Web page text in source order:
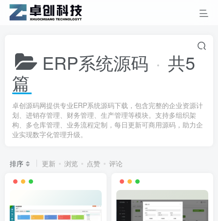
ERP系统源码
共5
篇
卓创源码网提供专业ERP系统源码下载，包含完整的企业资源计
划、进销存管理、财务管理、生产管理等模块。支持多组织架
构、多仓库管理、业务流程定制，每日更新可商用源码，助力企
业实现数字化管理升级。
排序 更新 浏览 点赞 评论